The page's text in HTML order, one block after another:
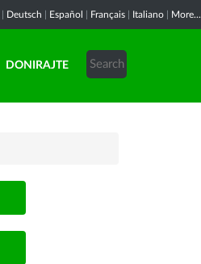
Deutsch Español Français Italiano More...
DONIRAJTE